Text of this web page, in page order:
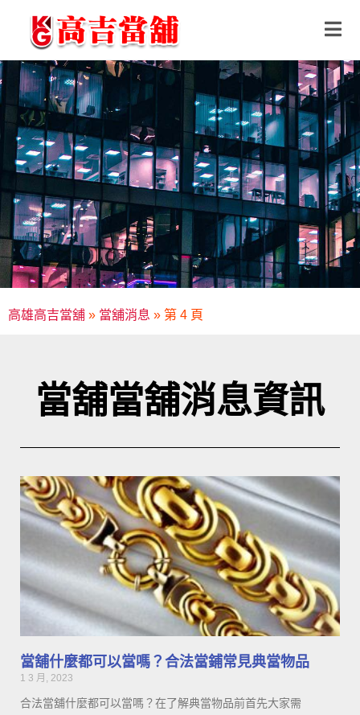
高雄高吉當舖 » 當舖消息 » 第 4 頁
當舖當舖消息資訊
當舖什麼都可以當嗎？合法當鋪常見典當物品
1 3 月, 2023
合法當舖什麼都可以當嗎？在了解典當物品前首先大家需